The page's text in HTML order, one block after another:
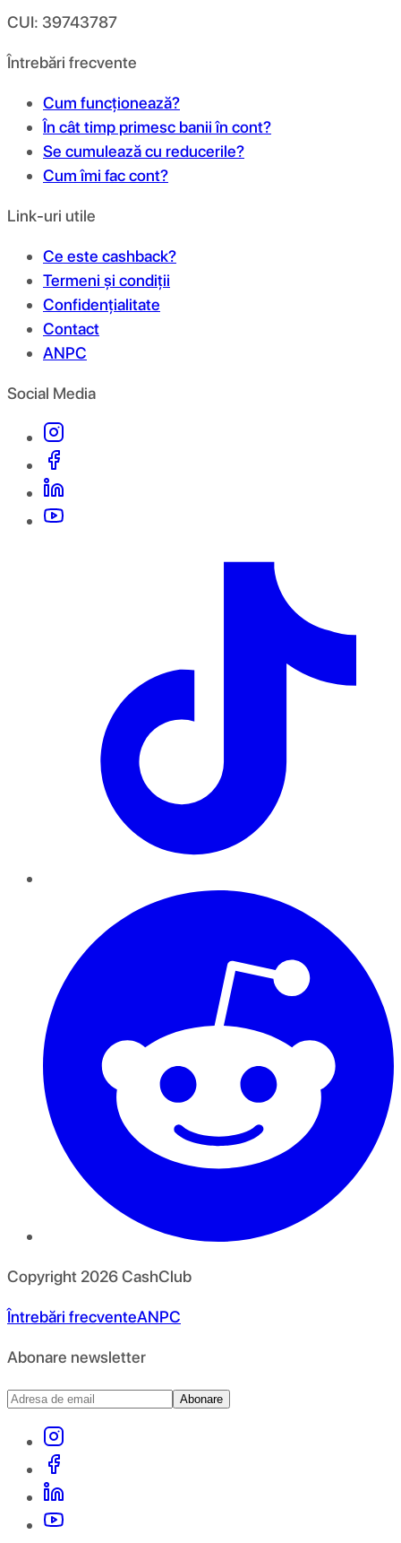
CUI: 39743787
Întrebări frecvente
Cum funcționează?
În cât timp primesc banii în cont?
Se cumulează cu reducerile?
Cum îmi fac cont?
Link-uri utile
Ce este cashback?
Termeni și condiții
Confidențialitate
Contact
ANPC
Social Media
Copyright 2026CashClub
Întrebări frecventeANPC
Abonare newsletter
Abonare